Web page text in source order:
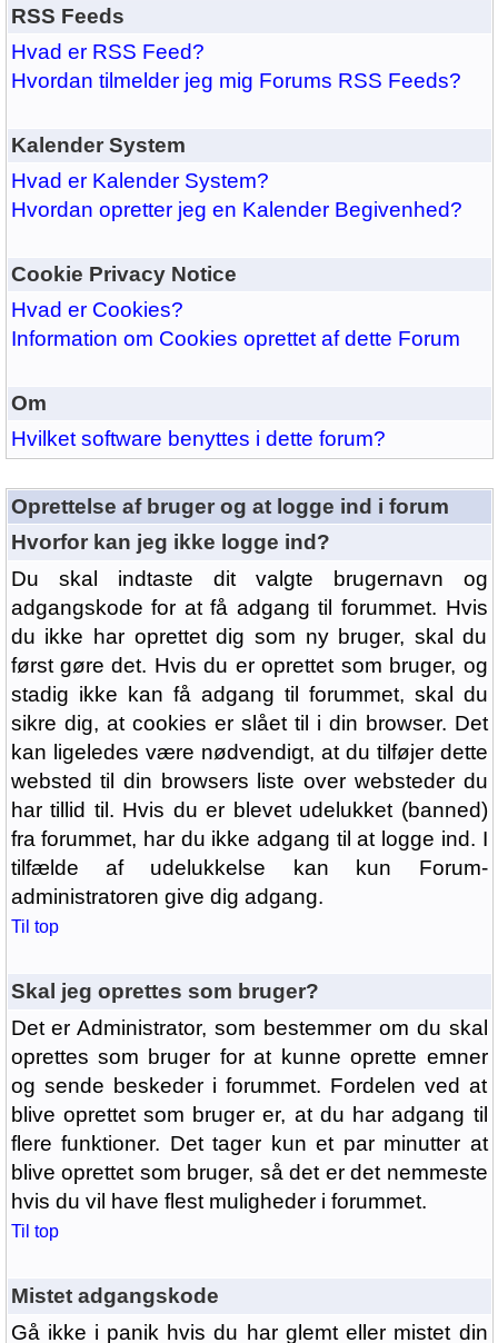
RSS Feeds
Hvad er RSS Feed?
Hvordan tilmelder jeg mig Forums RSS Feeds?
Kalender System
Hvad er Kalender System?
Hvordan opretter jeg en Kalender Begivenhed?
Cookie Privacy Notice
Hvad er Cookies?
Information om Cookies oprettet af dette Forum
Om
Hvilket software benyttes i dette forum?
Oprettelse af bruger og at logge ind i forum
Hvorfor kan jeg ikke logge ind?
Du skal indtaste dit valgte brugernavn og
adgangskode for at få adgang til forummet. Hvis
du ikke har oprettet dig som ny bruger, skal du
først gøre det. Hvis du er oprettet som bruger, og
stadig ikke kan få adgang til forummet, skal du
sikre dig, at cookies er slået til i din browser. Det
kan ligeledes være nødvendigt, at du tilføjer dette
websted til din browsers liste over websteder du
har tillid til. Hvis du er blevet udelukket (banned)
fra forummet, har du ikke adgang til at logge ind. I
tilfælde af udelukkelse kan kun Forum-
administratoren give dig adgang.
Til top
Skal jeg oprettes som bruger?
Det er Administrator, som bestemmer om du skal
oprettes som bruger for at kunne oprette emner
og sende beskeder i forummet. Fordelen ved at
blive oprettet som bruger er, at du har adgang til
flere funktioner. Det tager kun et par minutter at
blive oprettet som bruger, så det er det nemmeste
hvis du vil have flest muligheder i forummet.
Til top
Mistet adgangskode
Gå ikke i panik hvis du har glemt eller mistet din